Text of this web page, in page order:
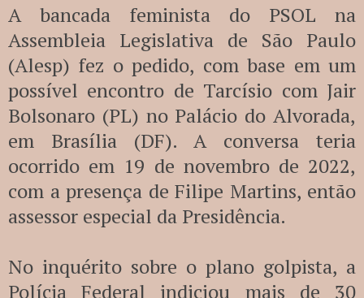
A bancada feminista do PSOL na
Assembleia Legislativa de São Paulo
(Alesp) fez o pedido, com base em um
possível encontro de Tarcísio com Jair
Bolsonaro (PL) no Palácio do Alvorada,
em Brasília (DF). A conversa teria
ocorrido em 19 de novembro de 2022,
com a presença de Filipe Martins, então
assessor especial da Presidência.
No inquérito sobre o plano golpista, a
Polícia Federal indiciou mais de 30